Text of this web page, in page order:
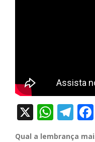
X
Qual a lembrança